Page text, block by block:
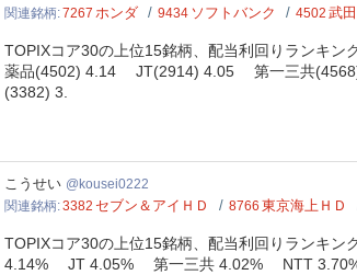
関連銘柄 7267 ホンダ 9434 ソフトバンク 4502 武
TOPIXコア30の上位15銘柄、配当利回りラン
薬品(4502) 4.14 JT(2914) 4.05 第一三共
(3382) 3.
kousei0222
こうせい kousei0222
関連銘柄 3382 セブン＆アイＨＤ 8766 東京海上ＨＤ
TOPIXコア30の上位15銘柄、配当利回りラン
4.14% JT 4.05% 第一三共 4.02% NTT